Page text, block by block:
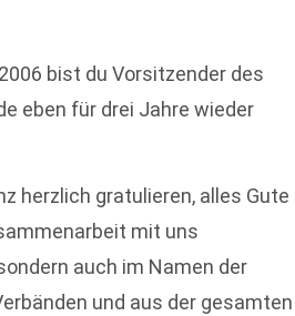
bist du Vorsitzender des
eben für drei Jahre wieder
herzlich gratulieren, alles Gute
mit uns
auch im Namen der
und aus der gesamten